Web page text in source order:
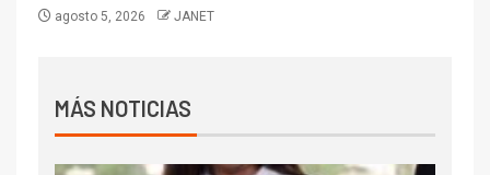
agosto 5, 2026 JANET
MÁS NOTICIAS